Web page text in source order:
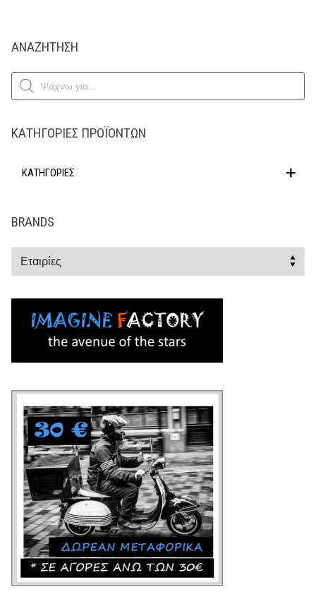
ΑΝΑΖΗΤΗΣΗ
Products
search
ΚΑΤΗΓΟΡΊΕΣ ΠΡΟΪΌΝΤΩΝ
ΚΑΤΗΓΟΡΙΕΣ
BRANDS